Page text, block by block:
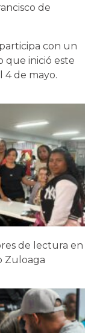
de
con un
que inició este
4 de mayo.
de lectura en
Zuloaga